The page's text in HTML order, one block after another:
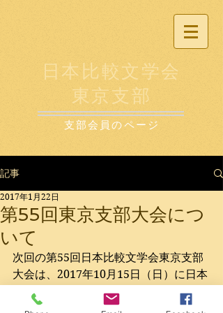
日本比較文学会
東京支部
支部会員のページ
記事
第55回東京支部大会につ
いて
2017年1月22日
次回の第55回日本比較文学会東京支部
大会は、2017年10月15日（日）に日本
女子大学目白キャンパスを会場として
開催の予定です。研究発表の募集につ